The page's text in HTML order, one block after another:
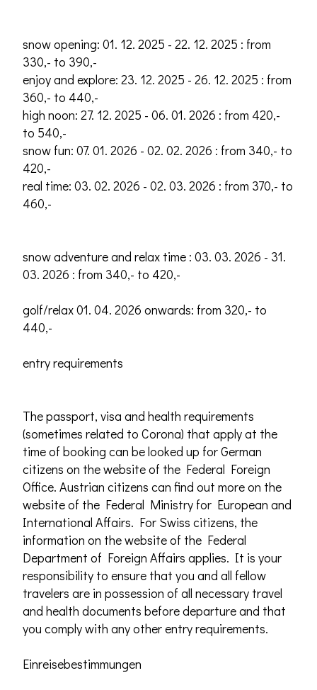
snow opening: 01. 12. 2025 - 22. 12. 2025 : from
330,- to 390,-
enjoy and explore: 23. 12. 2025 - 26. 12. 2025 : from
360,- to 440,-
high noon: 27. 12. 2025 - 06. 01. 2026 : from 420,-
to 540,-
snow fun: 07. 01. 2026 - 02. 02. 2026 : from 340,- to
420,-
real time: 03. 02. 2026 - 02. 03. 2026 : from 370,- to
460,-
snow adventure and relax time : 03. 03. 2026 - 31.
03. 2026 : from 340,- to 420,-
golf/relax 01. 04. 2026 onwards: from 320,- to
440,-
entry requirements
The passport, visa and health requirements
(sometimes related to Corona) that apply at the
time of booking can be looked up for German
citizens on the website of the Federal Foreign
Office. Austrian citizens can find out more on the
website of the Federal Ministry for European and
International Affairs. For Swiss citizens, the
information on the website of the Federal
Department of Foreign Affairs applies. It is your
responsibility to ensure that you and all fellow
travelers are in possession of all necessary travel
and health documents before departure and that
you comply with any other entry requirements.
Einreisebestimmungen